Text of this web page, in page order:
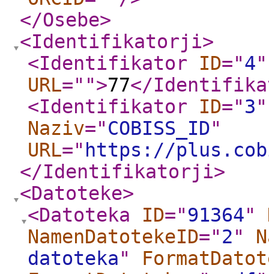
</Osebe>
<Identifikatorji>
<Identifikator
ID="4"
URL=" ">77</
<Identifikator
ID="3"
Naziv="COBISS_ID"
URL=" https://
</Identifikatorji>
<Datoteke>
<Datoteka
ID="91364"
NamenDatotekeID="2"
datoteka"